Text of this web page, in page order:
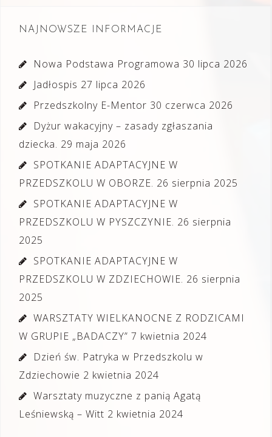
NAJNOWSZE INFORMACJE
Nowa Podstawa Programowa 30 lipca 2026
Jadłospis 27 lipca 2026
Przedszkolny E-Mentor 30 czerwca 2026
Dyżur wakacyjny – zasady zgłaszania
dziecka. 29 maja 2026
SPOTKANIE ADAPTACYJNE W
PRZEDSZKOLU W OBORZE. 26 sierpnia 2025
SPOTKANIE ADAPTACYJNE W
PRZEDSZKOLU W PYSZCZYNIE. 26 sierpnia
2025
SPOTKANIE ADAPTACYJNE W
PRZEDSZKOLU W ZDZIECHOWIE. 26 sierpnia
2025
WARSZTATY WIELKANOCNE Z RODZICAMI
W GRUPIE „BADACZY” 7 kwietnia 2024
Dzień św. Patryka w Przedszkolu w
Zdziechowie 2 kwietnia 2024
Warsztaty muzyczne z panią Agatą
Leśniewską – Witt 2 kwietnia 2024